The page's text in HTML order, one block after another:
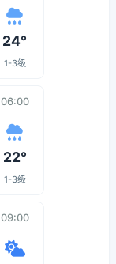
24°
1-3级
06:00
22°
1-3级
09:00